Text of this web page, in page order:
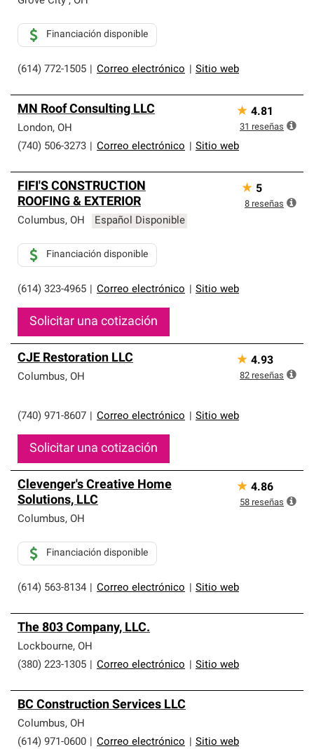
(614) 772-1505 Correo electrónico Sitio web
Financiación disponible
MN Roof Consulting LLC
London, OH
(740) 506-3273
Correo electrónico Sitio web
★ 4.81
31 reseñas
FIFI'S CONSTRUCTION
ROOFING & EXTERIOR
Columbus, OH Español Disponible
(614) 323-4965 Correo electrónico Sitio web
Financiación disponible
Solicitar una cotización
★ 5
8 reseñas
CJE Restoration LLC
Columbus, OH
(740) 971-8607 Correo electrónico Sitio web
Solicitar una cotización
★ 4.93
82 reseñas
Clevenger's Creative Home
Solutions, LLC
Columbus, OH
(614) 563-8134 Correo electrónico Sitio web
Financiación disponible
★ 4.86
58 reseñas
The 803 Company, LLC.
Lockbourne, OH
(380) 223-1305
Correo electrónico Sitio web
BC Construction Services LLC
Columbus, OH
(614) 971-0600
Correo electrónico Sitio web